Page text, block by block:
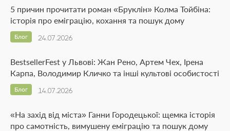
5 причин прочитати роман «Бруклін» Колма Тойбіна:
історія про еміграцію, кохання та пошук дому
24.07.2026
Блог
BestsellerFest у Львові: Жан Рено, Артем Чех, Ірена
Карпа, Володимир Кличко та інші культові особистості
14.07.2026
Блог
«На захід від міста» Ганни Городецької: щемка історія
про самотність, вимушену еміграцію та пошук дому